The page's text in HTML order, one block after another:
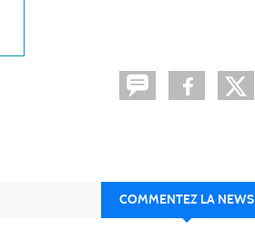
COMMENTEZ LA NEWS